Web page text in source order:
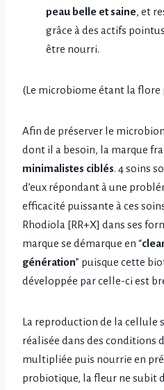
peau belle et saine, et
grâce à des actifs
être nourri.
(Le microbiome étant la flore
Afin de préserver le
dont il a besoin, la marque
minimalistes ciblés. 4 soins
d’eux répondant à une
efficacité puissante à ces
Rhodiola [RR+X] dans ses
marque se démarque en “
génération” puisque cette
développée par celle-ci est
La reproduction de la cellule
réalisée dans des conditions
multipliée puis nourrie en
probiotique, la fleur ne subit